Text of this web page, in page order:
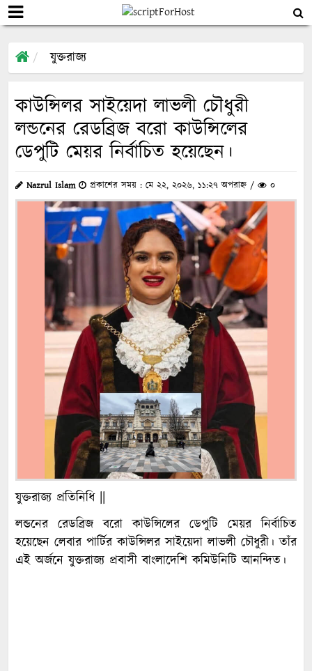
যুক্তরাজ্য
কাউন্সিলর সাইয়েদা লাভলী চৌধুরী
লন্ডনের রেডব্রিজ বরো কাউন্সিলের
ডেপুটি মেয়র নির্বাচিত হয়েছেন।
Nazrul Islam প্রকাশের সময় : মে ২২, ২০২৬, ১১:২৭ অপরাহ্ন / ০
যুক্তরাজ্য প্রতিনিধি ||
লন্ডনের রেডব্রিজ বরো কাউন্সিলের ডেপুটি মেয়র নির্বাচিত
হয়েছেন লেবার পার্টির কাউন্সিলর সাইয়েদা লাভলী চৌধুরী। তাঁর
এই অর্জনে যুক্তরাজ্য প্রবাসী বাংলাদেশি কমিউনিটি আনন্দিত।